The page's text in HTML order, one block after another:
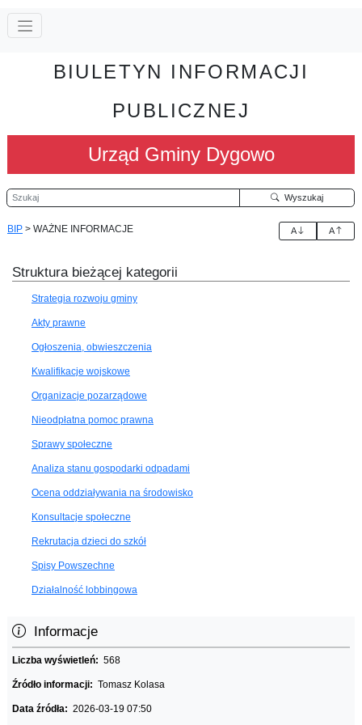
BIULETYN INFORMACJI
PUBLICZNEJ
Urząd Gminy Dygowo
Szukaj Wyszukaj
BIP > WAŻNE INFORMACJE A A
Struktura bieżącej kategorii
Strategia rozwoju gminy
Akty prawne
Ogłoszenia, obwieszczenia
Kwalifikacje wojskowe
Organizacje pozarządowe
Nieodpłatna pomoc prawna
Sprawy społeczne
Analiza stanu gospodarki odpadami
Ocena oddziaływania na środowisko
Konsultacje społeczne
Rekrutacja dzieci do szkół
Spisy Powszechne
Działalność lobbingowa
Informacje
Liczba wyświetleń: 568
Źródło informacji: Tomasz Kolasa
Data źródła: 2026-03-19 07:50